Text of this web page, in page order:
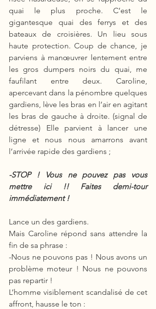
quai le plus proche. C’est le
gigantesque quai des ferrys et des
bateaux de croisières. Un lieu sous
haute protection. Coup de chance, je
parviens à manœuvrer lentement entre
les gros dumpers noirs du quai, me
faufilant entre deux. Caroline,
apercevant dans la pénombre quelques
gardiens, lève les bras en l’air en agitant
les bras de gauche à droite. (signal de
détresse) Elle parvient à lancer une
ligne et nous nous amarrons avant
l’arrivée rapide des gardiens ;
-STOP ! Vous ne pouvez pas vous
mettre ici !! Faites demi-tour
immédiatement !
Lance un des gardiens.
Mais Caroline répond sans attendre la
fin de sa phrase :
-Nous ne pouvons pas ! Nous avons un
problème moteur ! Nous ne pouvons
pas repartir !
L’homme visiblement scandalisé de cet
affront, hausse le ton :